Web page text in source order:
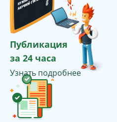
Публикация
за 24 часа
Узнать подробнее